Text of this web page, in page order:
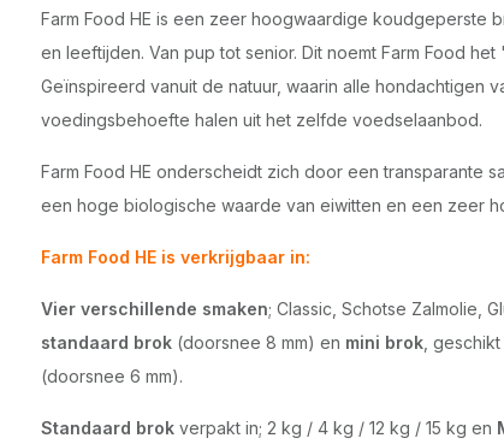
Farm Food HE is een zeer hoogwaardige koudgeperste
en leeftijden. Van pup tot senior. Dit noemt Farm Food
Geïnspireerd vanuit de natuur, waarin alle hondachtigen
voedingsbehoefte halen uit het zelfde voedselaanbod.
Farm Food HE onderscheidt zich door een transparante
een hoge biologische waarde van eiwitten en een zeer
Farm Food HE is verkrijgbaar in:
Vier verschillende smaken; Classic, Schotse Zalmolie,
standaard brok(doorsnee 8 mm) en mini brok,
(doorsnee 6 mm).
Standaard brokverpakt in; 2 kg / 4 kg / 12 kg / 15 kg en